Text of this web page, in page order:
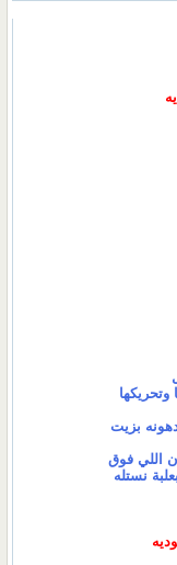
بزيت
اللي فوق
نستله